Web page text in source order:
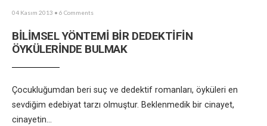
04 Kasım 2013 • 6 Comments
BİLİMSEL YÖNTEMİ BİR DEDEKTİFİN
ÖYKÜLERİNDE BULMAK
Çocukluğumdan beri suç ve dedektif romanları, öyküleri en
sevdiğim edebiyat tarzı olmuştur. Beklenmedik bir cinayet,
cinayetin...